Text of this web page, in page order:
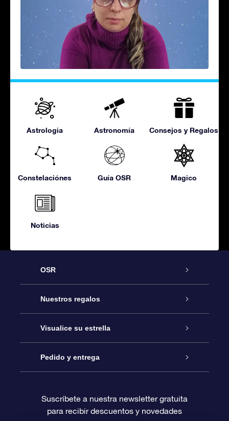
Astrologia Astronomía Consejos y Regalos
Constelaciónes Guía OSR Magico
Noticias
OSR
Atención
Contáctanos
Blog
Reseñas
Nuestros regalos
Regalo Estrella Online
Paquete de Regalo OSR
Tarjeta de Regalo OSR
Visualice su estrella
Registro estelar
Página de Estrella Personalizada
Pedido y entrega
Información de Pago
Suscríbete a nuestra newsletter gratuita
para recibir descuentos y novedades